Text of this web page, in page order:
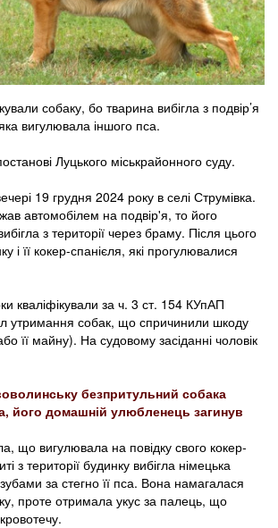
собаку, бо тварина вибігла з подвір’я
вигулювала іншого пса.
Луцького міськрайонного суду.
19 грудня 2024 року в селі Струмівка.
автомобілем на подвір'я, то його
з території через браму. Після цього
і її кокер-спанієля, які прогулювалися
кваліфікували за ч. 3 ст. 154 КУпАП
утримання собак, що спричинили шкоду
її майну). На судовому засіданні чоловік
безпритульний собака
його домашній улюбленець загинув
що вигулювала на повідку свого кокер-
з території будинку вибігла німецька
зубами за стегно її пса. Вона намагалася
проте отримала укус за палець, що